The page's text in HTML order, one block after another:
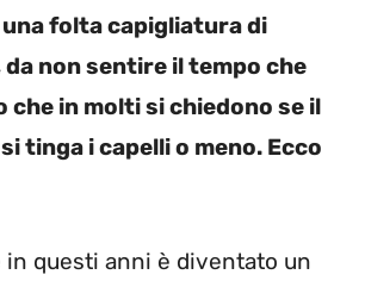
folta capigliatura di
non sentire il tempo che
che in molti si chiedono se il
tinga i capelli o meno. Ecco
in questi anni è diventato un